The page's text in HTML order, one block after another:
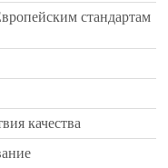
стандартам
качества